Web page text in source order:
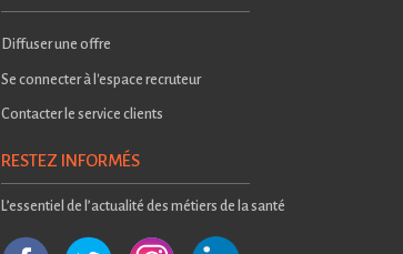
Diffuser une offre
Se connecter à l'espace recruteur
Contacter le service clients
RESTEZ INFORMÉS
L’essentiel de l’actualité des métiers de la santé